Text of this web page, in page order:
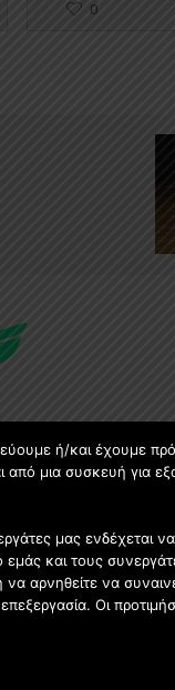
0
ή/και έχουμε
μια συσκευή για
μας
εμάς και τους
να αρνηθείτε να
Οι